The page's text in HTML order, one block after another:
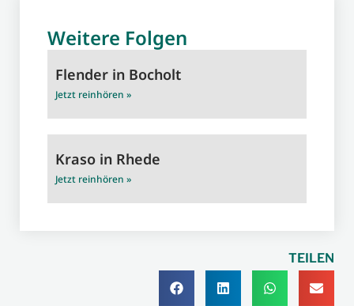
Weitere Folgen
Flender in Bocholt
Jetzt reinhören »
Kraso in Rhede
Jetzt reinhören »
TEILEN